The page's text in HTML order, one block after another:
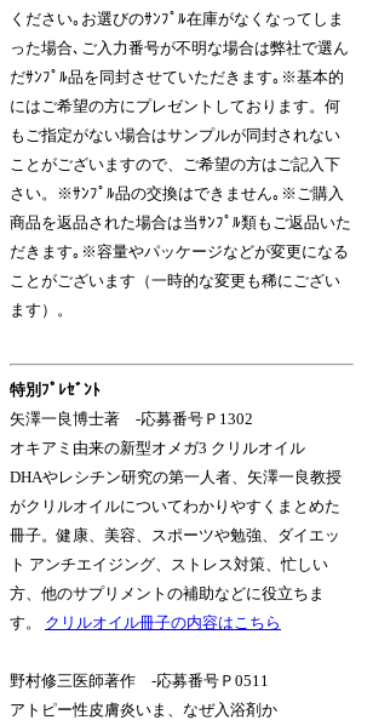
ください｡お選びのｻﾝﾌﾟﾙ在庫がなくなってしま
った場合､ご入力番号が不明な場合は弊社で選ん
だｻﾝﾌﾟﾙ品を同封させていただきます｡※基本的
にはご希望の方にプレゼントしております。何
もご指定がない場合はサンプルが同封されない
ことがございますので、ご希望の方はご記入下
さい。※ｻﾝﾌﾟﾙ品の交換はできません｡※ご購入
商品を返品された場合は当ｻﾝﾌﾟﾙ類もご返品いた
だきます｡※容量やパッケージなどが変更になる
ことがございます（一時的な変更も稀にござい
ます）。
特別ﾌﾟﾚｾﾞﾝﾄ
矢澤一良博士著 -応募番号Ｐ1302
オキアミ由来の新型オメガ3 クリルオイル
DHAやレシチン研究の第一人者、矢澤一良教授
がクリルオイルについてわかりやすくまとめた
冊子。健康、美容、スポーツや勉強、ダイエッ
ト アンチエイジング、ストレス対策、忙しい
方、他のサプリメントの補助などに役立ちま
す。 クリルオイル冊子の内容はこちら
野村修三医師著作 -応募番号Ｐ0511
アトピー性皮膚炎いま、なぜ入浴剤か